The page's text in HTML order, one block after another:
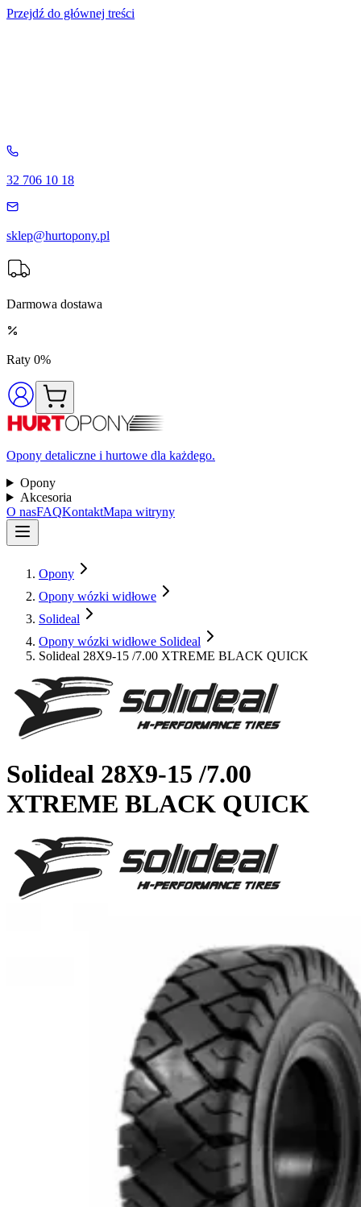
Przejdź do głównej treści
32 706 10 18
sklep@hurtopony.pl
Darmowa dostawa
Raty 0%
Opony detaliczne i hurtowe dla każdego.
Opony
Akcesoria
O nasFAQKontaktMapa witryny
Opony
Opony wózki widłowe
Solideal
Opony wózki widłowe Solideal
Solideal 28X9-15 /7.00 XTREME BLACK QUICK
Solideal 28X9-15 /7.00
XTREME BLACK QUICK